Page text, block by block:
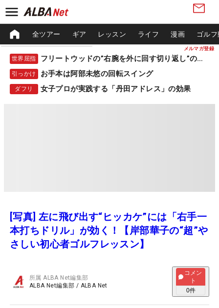
メルマガ登録
全ツアー ギア レッスン ライフ 漫画 ゴル
世界屈指 フリートウッドの”右腕を外に回す切り返し”の秘密
引っかけ お手本は阿部未悠の回転スイング
ダフリ 女子プロが実践する「丹田アドレス」の効果
[写真] 左に飛び出す“ヒッカケ”には「右手一
本打ちドリル」が効く！【岸部華子の“超”や
さしい初心者ゴルフレッスン】
所属ALBA Net編集部
ALBA Net編集部 / ALBA Net
コメン
ト
0件